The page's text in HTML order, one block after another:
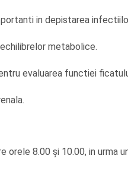
in depistarea
metabolice.
evaluarea functiei
orele 8.00 și 10.00, in urma